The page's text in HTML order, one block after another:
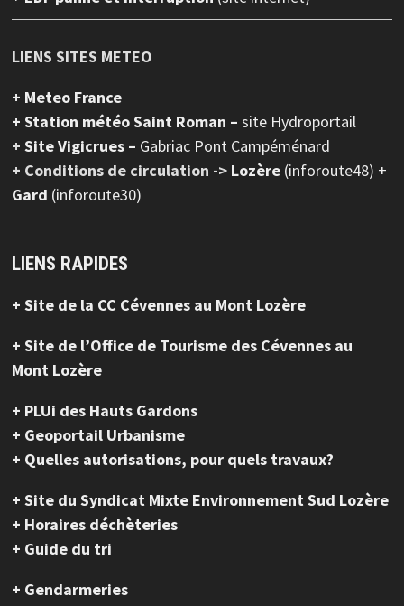
LIENS SITES METEO
+ Meteo France
+ Station météo Saint Roman – site Hydroportail
+ Site Vigicrues – Gabriac Pont Campéménard
+ Conditions de circulation -> Lozère (inforoute48) +
Gard (inforoute30)
LIENS RAPIDES
+ Site de la CC Cévennes au Mont Lozère
+ Site de l’Office de Tourisme des Cévennes au
Mont Lozère
+ PLUi des Hauts Gardons
+ Geoportail Urbanisme
+ Quelles autorisations, pour quels travaux?
+ Site du Syndicat Mixte Environnement Sud Lozère
+ Horaires déchèteries
+ Guide du tri
+ Gendarmeries